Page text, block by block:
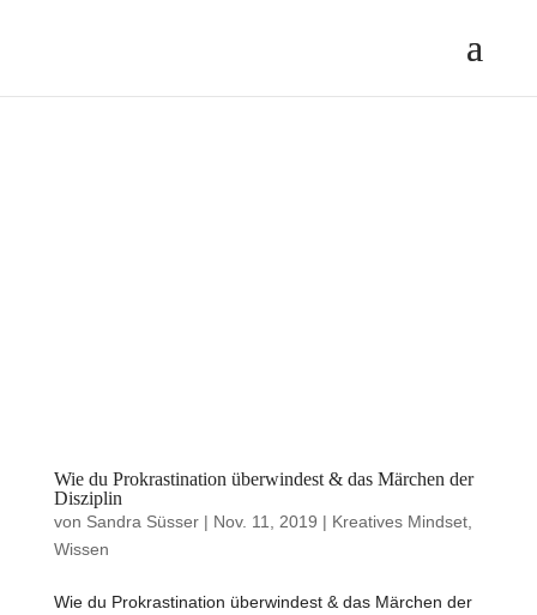
Wie du Prokrastination überwindest & das Märchen der
Disziplin
von Sandra Süsser| Nov. 11, 2019 | Kreatives Mindset,
Wissen
Wie du Prokrastination überwindest & das Märchen der